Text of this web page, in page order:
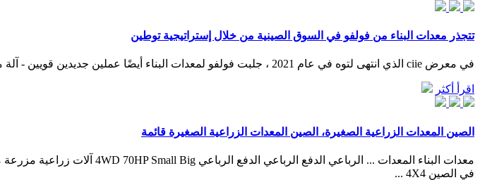
تتجذر معدات البناء من فولفو في السوق الصينية من خلال إستراتيجية توطين
في معرض ciie الذي انتهى لتوه في عام 2021 ، جلبت فولفو لمعدات البناء أيضًا عملين جديدين قويين - آلة مفهوم الجرافة الكهربائية ذات العجلات الأوتوماتيكية بالكامل lx03 والعرض الصيني الأول للحفارة ...
اقرأ أكثر
الصين المعدات الزراعية الصغيرة، الصين المعدات الزراعية الصغيرة قائمة
في الصين 4X4 ...